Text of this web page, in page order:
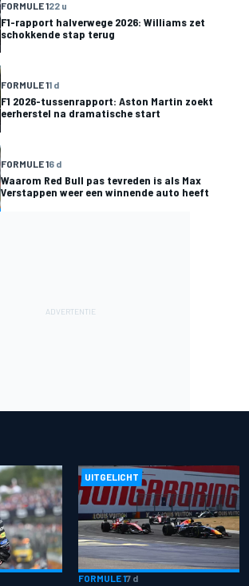
FORMULE 122 u
F1-rapport halverwege 2026: Williams zet
schokkende stap terug
FORMULE 11 d
F1 2026-tussenrapport: Aston Martin zoekt
eerherstel na dramatische start
FORMULE 16 d
Waarom Red Bull pas tevreden is als Max
Verstappen weer een winnende auto heeft
UITGELICHT
FORMULE 17 d